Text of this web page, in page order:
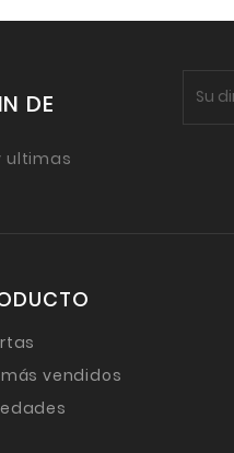
DE
ultimas
más vendidos